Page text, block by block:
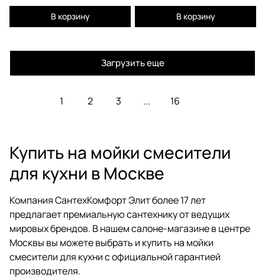
В корзину В корзину
Загрузить еще
1 2 3 ... 16
Купить на мойки смесители
для кухни в Москве
Компания СантехКомфорт Элит более 17 лет
предлагает премиальную сантехнику от ведущих
мировых брендов. В нашем салоне-магазине в центре
Москвы вы можете выбрать и купить на мойки
смесители для кухни с официальной гарантией
производителя.